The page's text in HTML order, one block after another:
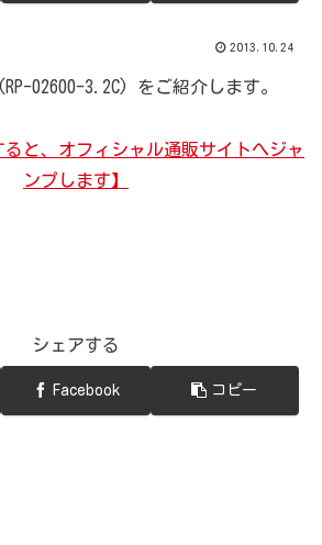
2013.10.24
02600-3.2C) をご紹介します。
ると、オフィシャル通販サイトへジャ
ンプします】
シェアする
Facebook コピー